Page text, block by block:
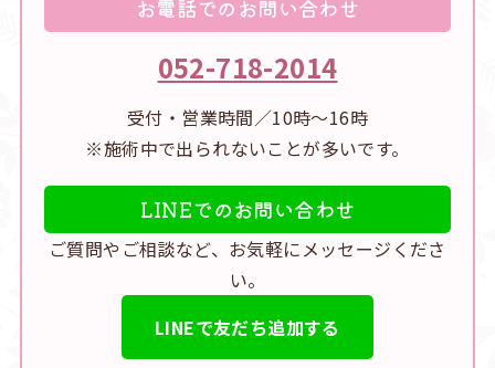
お電話でのお問い合わせ
052-718-2014
受付・営業時間／10時～16時
※施術中で出られないことが多いです。
LINEでのお問い合わせ
ご質問やご相談など、お気軽にメッセージくださ
い。
LINEで友だち追加する